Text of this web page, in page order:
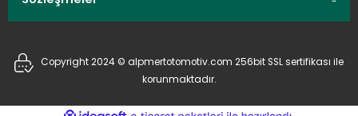
Copyright 2024 © alpmertotomotiv.com 256bit SSL sertifikası ile
korunmaktadır.